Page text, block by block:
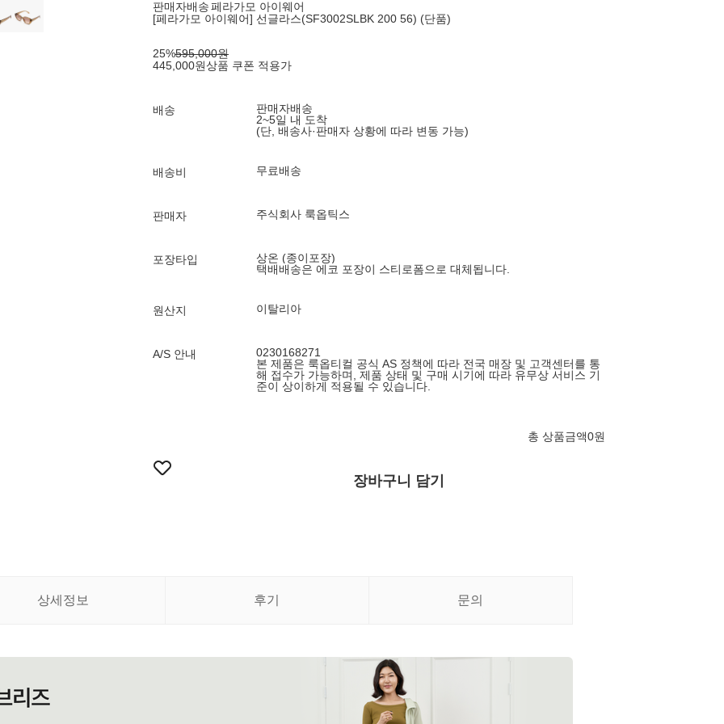
판매자배송페라가모 아이웨어
[페라가모 아이웨어] 선글라스(SF3002SLBK 200 56) (단품)
25%595,000원
445,000원상품 쿠폰 적용가
배송
판매자배송
2~5일 내 도착
(단, 배송사·판매자 상황에 따라 변동 가능)
배송비 무료배송
판매자 주식회사 룩옵틱스
포장타입
상온 (종이포장)
택배배송은 에코 포장이 스티로폼으로 대체됩니다.
원산지 이탈리아
A/S 안내
0230168271
본 제품은 룩옵티컬 공식 AS 정책에 따라 전국 매장 및 고객센터를 통
해 접수가 가능하며, 제품 상태 및 구매 시기에 따라 유무상 서비스 기
준이 상이하게 적용될 수 있습니다.
총 상품금액0원
장바구니 담기
상세정보 후기 문의